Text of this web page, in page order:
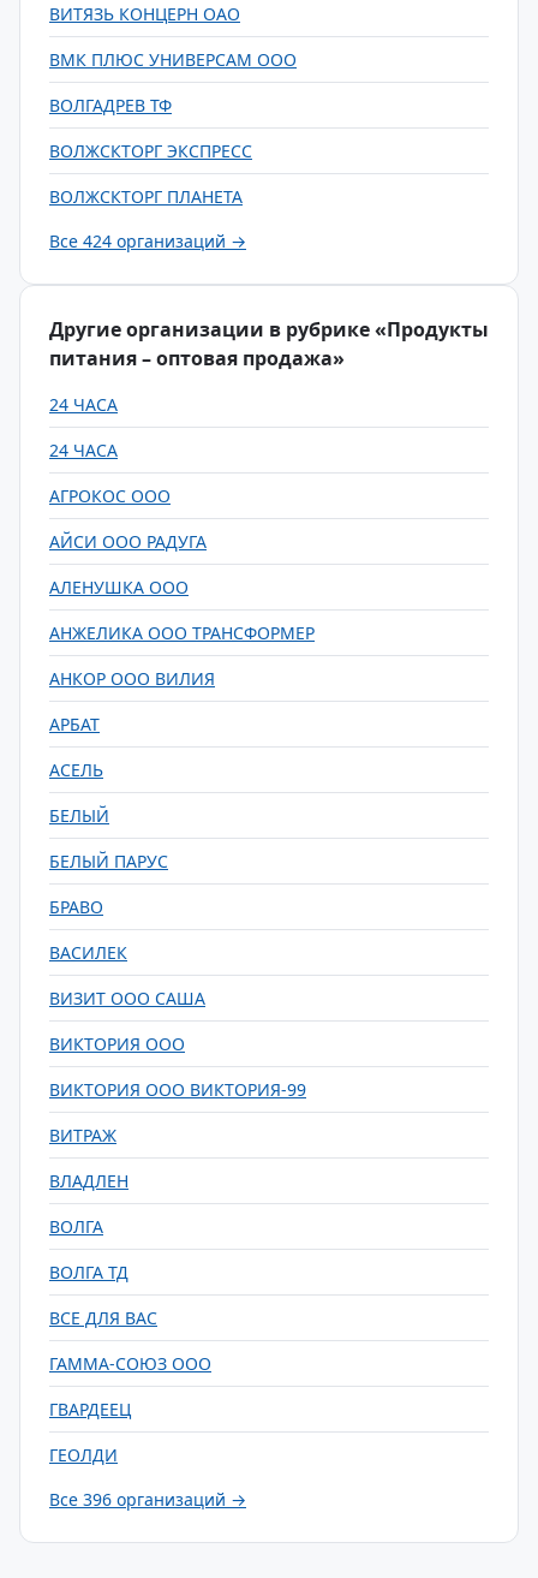
ВИТЯЗЬ КОНЦЕРН ОАО
ВМК ПЛЮС УНИВЕРСАМ ООО
ВОЛГАДРЕВ ТФ
ВОЛЖСКТОРГ ЭКСПРЕСС
ВОЛЖСКТОРГ ПЛАНЕТА
Все 424 организаций →
Другие организации в рубрике «Продукты
питания – оптовая продажа»
24 ЧАСА
24 ЧАСА
АГРОКОС ООО
АЙСИ ООО РАДУГА
АЛЕНУШКА ООО
АНЖЕЛИКА ООО ТРАНСФОРМЕР
АНКОР ООО ВИЛИЯ
АРБАТ
АСЕЛЬ
БЕЛЫЙ
БЕЛЫЙ ПАРУС
БРАВО
ВАСИЛЕК
ВИЗИТ ООО САША
ВИКТОРИЯ ООО
ВИКТОРИЯ ООО ВИКТОРИЯ-99
ВИТРАЖ
ВЛАДЛЕН
ВОЛГА
ВОЛГА ТД
ВСЕ ДЛЯ ВАС
ГАММА-СОЮЗ ООО
ГВАРДЕЕЦ
ГЕОЛДИ
Все 396 организаций →